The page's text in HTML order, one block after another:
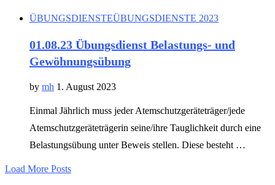
ÜBUNGSDIENSTEÜBUNGSDIENSTE 2023
01.08.23 Übungsdienst Belastungs- und
Gewöhnungsübung
by mh 1. August 2023
Einmal Jährlich muss jeder Atemschutzgeräteträger/jede
Atemschutzgeräteträgerin seine/ihre Tauglichkeit durch eine
Belastungsübung unter Beweis stellen. Diese besteht …
Load More Posts